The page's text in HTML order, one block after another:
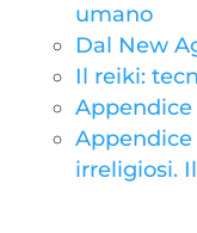
umano
Dal New
Il reiki:
Appendice
irreligiosi.